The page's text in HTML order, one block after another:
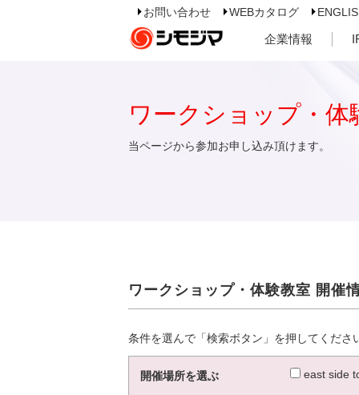
お問い合わせ WEBカタログ
企業情報
ワークショップ・体
当ページから参加お申し込み頂けます。
ワークショップ・体験教室 開催
条件を選んで「検索ボタン」を押してくだ
開催場所を選ぶ east side